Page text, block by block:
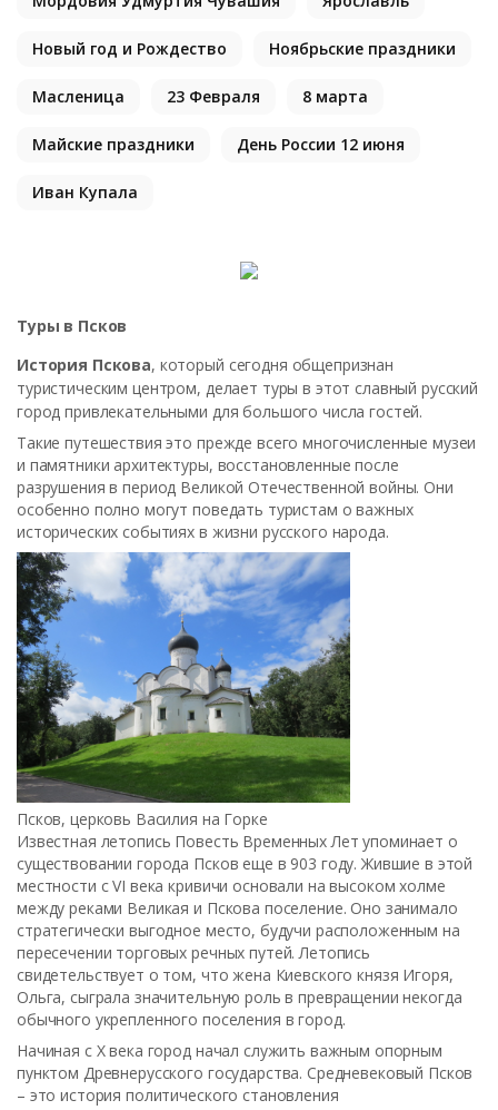
Новый год и Рождество Ноябрьские праздники
Масленица 23 Февраля 8 марта
Майские праздники День России 12 июня
Иван Купала
Туры в Псков
История Пскова, который сегодня общепризнан
туристическим центром, делает туры в этот славный русский
город привлекательными для большого числа гостей.
Такие путешествия это прежде всего многочисленные музеи
и памятники архитектуры, восстановленные после
разрушения в период Великой Отечественной войны. Они
особенно полно могут поведать туристам о важных
исторических событиях в жизни русского народа.
Псков, церковь Василия на Горке
Известная летопись Повесть Временных Лет упоминает о
существовании города Псков еще в 903 году. Жившие в этой
местности с VI века кривичи основали на высоком холме
между реками Великая и Пскова поселение. Оно занимало
стратегически выгодное место, будучи расположенным на
пересечении торговых речных путей. Летопись
свидетельствует о том, что жена Киевского князя Игоря,
Ольга, сыграла значительную роль в превращении некогда
обычного укрепленного поселения в город.
Начиная с X века город начал служить важным опорным
пунктом Древнерусского государства. Средневековый Псков
– это история политического становления